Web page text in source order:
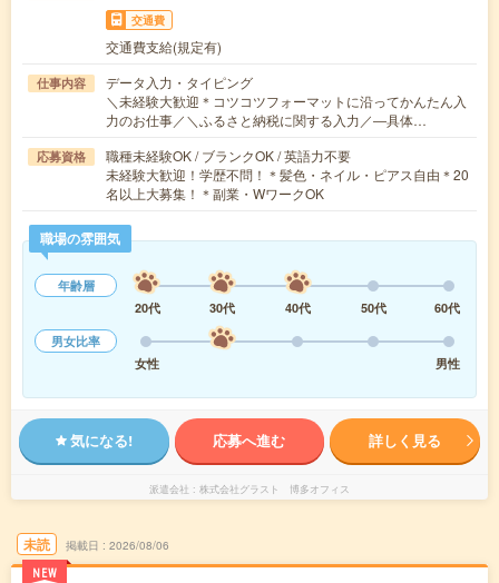
交通費
交通費支給(規定有)
仕事内容
データ入力・タイピング
＼未経験大歓迎＊コツコツフォーマットに沿ってかんたん入
力のお仕事／＼ふるさと納税に関する入力／―具体…
応募資格
職種未経験OK / ブランクOK / 英語力不要
未経験大歓迎！学歴不問！＊髪色・ネイル・ピアス自由＊20
名以上大募集！＊副業・WワークOK
職場の雰囲気
年齢層
20代
30代 40代 50代
60代
男女比率
女性
男性
気になる! 応募へ進む 詳しく見る
派遣会社 株式会社グラスト 博多オフィス
未読
NEW
掲載日 2026/08/06